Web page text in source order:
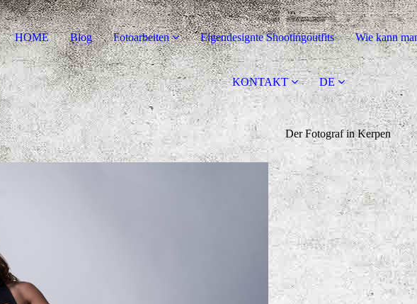
HOME Blog Fotoarbeiten Eigendesignte Shootingoutfits Wie kann
KONTAKT DE
Der Fotograf in Kerpen